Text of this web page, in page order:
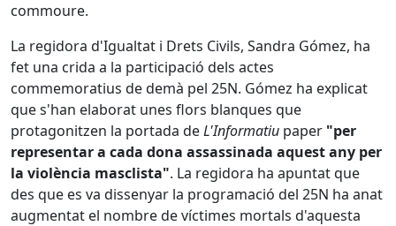
commoure.
La regidora d'Igualtat i Drets Civils, Sandra Gómez, ha
fet una crida a la participació dels actes
commemoratius de demà pel 25N. Gómez ha explicat
que s'han elaborat unes flors blanques que
protagonitzen la portada deL'Informatiu paper "per
representar a cada dona assassinada aquest any per
la violència masclista". La regidora ha apuntat que
des que es va dissenyar la programació del 25N ha anat
augmentat el nombre de víctimes mortals d'aquesta